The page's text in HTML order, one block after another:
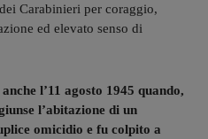
Carabinieri per coraggio,
ed elevato senso di
l’11 agosto 1945 quando,
l’abitazione di un
omicidio e fu colpito a